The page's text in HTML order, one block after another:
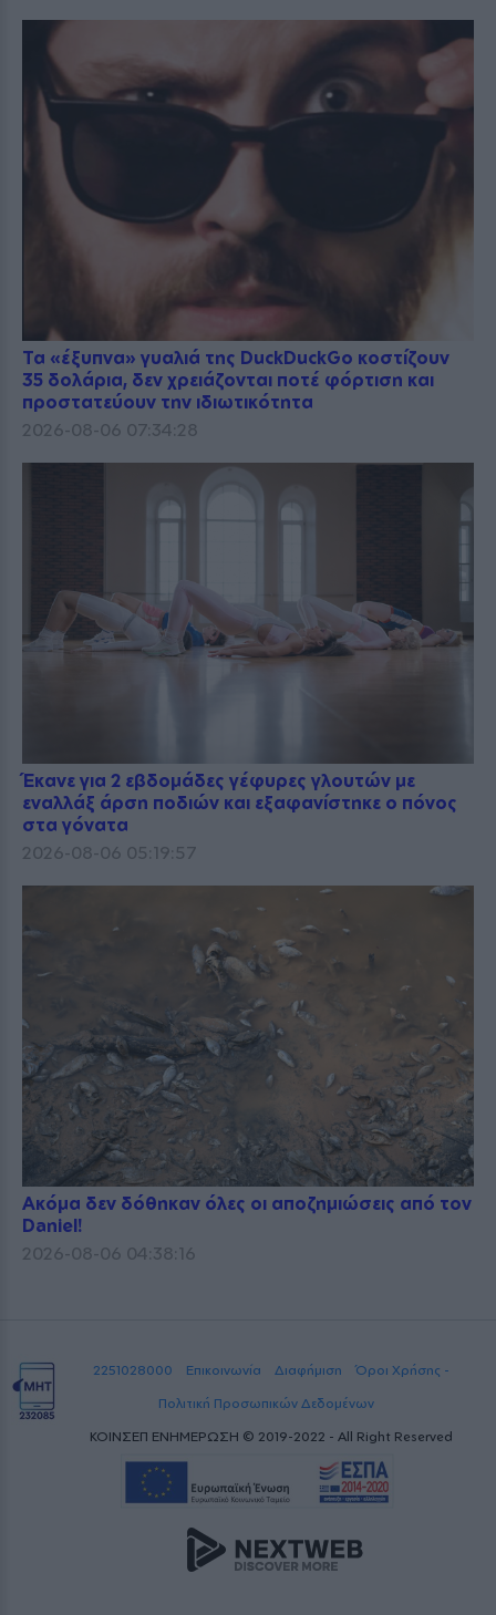
Τα «έξυπνα» γυαλιά της DuckDuckGo κοστίζουν
35 δολάρια, δεν χρειάζονται ποτέ φόρτιση και
προστατεύουν την ιδιωτικότητα
2026-08-06 07:34:28
Έκανε για 2 εβδομάδες γέφυρες γλουτών με
εναλλάξ άρση ποδιών και εξαφανίστηκε ο πόνος
στα γόνατα
2026-08-06 05:19:57
Ακόμα δεν δόθηκαν όλες οι αποζημιώσεις από τον
Daniel!
2026-08-06 04:38:16
2251028000 Επικοινωνία Διαφήμιση
Όροι Χρήσης -
Πολιτική Προσωπικών Δεδομένων
ΚΟΙΝΣΕΠ ΕΝΗΜΕΡΩΣΗ © 2019-2022 - All Right Reserved